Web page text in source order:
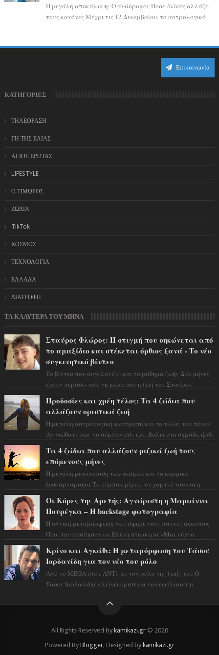
Η μεγάλη αποκάλυψη: Ο ανάδρομος Ποσειδώνας αλλάζει
τους κανόνες Μέχρι τις 12 Δεκεμβρίου, το αστρολογικό
Επικοινωνία
ΚΑΤΗΓΟΡΙΕΣ
ΤΗΛΕΟΡΑΣΗ
ΓΗ ΤΗΣ ΕΛΙΑΣ
ΑΓΙΟΣ ΕΡΩΤΑΣ
LIFESTYLE
Ο ΤΙΜΩΡΟΣ
ΖΩΔΙΑ
TikTok
ΚΟΣΜΟΣ
ΤΕΧΝΟΛΟΓΙΑ
ΕΛΛΑΔΑ
ΔΙΑΤΡΟΦΗ
ΤΑ ΚΑΛΥΤΕΡΑ ΤΟΥ ΜΗΝΑ
Σταύρος Φλώρος: Η στιγμή που σηκώνεται από
το αμαξίδιο και στέκεται όρθιος ξανά - Το νέο
συγκινητικό βίντεο
Το βίντεο που συγκλονίζει και το μάθημα ζωής Δύο μήνες
έχουν περάσει από τη μέρα που η ζωή του Σταύρου
Προδοσίες και χρέη τέλος: Τα 4 ζώδια που
αλλάζουν οριστικά ζωή
Η μεγάλη αστρολογική ανατροπή και το τέλος του πόνου
Αν νιώθατε πως το σύμπαν σάς έχει βάλει στο σημάδι, ήρθε
Τα 4 ζώδια που αλλάζουν ριζικά ζωή τους
επόμενους μήνες
Η μεγάλη μετατόπιση των δεσμών και το καρμικό
ξεσκαρτάρισμα Το σύμπαν ρίχνει τα χαρτιά του και η
Οι Κόρες της Αρετής: Αγνώριστη η Μαριάννα
Πουρέγκα – H backstage φωτογραφία
Η οπτική μεταμόρφωση που άφησε τους πάντες άφωνους
Όσοι την αγάπησαν ως Ελένη στη σειρά «Μια νύχτα
Κρίνο και Αγκάθι: Η μεταμόρφωση του Τάσου
Ιορδανίδη για τον νέο του ρόλο
Από το MEGA στον ΑΝΤ1 με τον ρόλο της ζωής του Ο
Τάσος Ιορδανίδης κλείνει οριστικά το κεφάλαιο της
All Rights Reserved by kamikazi.gr© 2026
Powered By Blogger, Designed by kamikazi.gr